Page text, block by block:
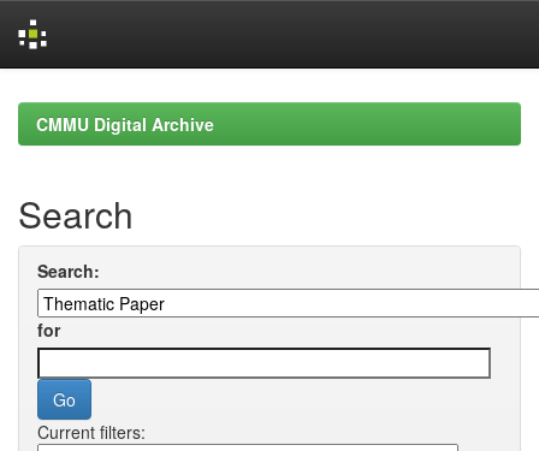
navigationCMMU Digital Archive
Search
Search:
for
Current filters: